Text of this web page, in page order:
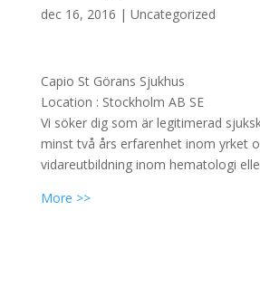
dec 16, 2016 | Uncategorized
Capio St Görans Sjukhus
Location : Stockholm AB SE
Vi söker dig som är legitimerad
minst två års erfarenhet inom yrket
vidareutbildning inom hematologi
More >>